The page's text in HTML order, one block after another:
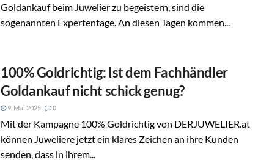
Goldankauf beim Juwelier zu begeistern, sind die
sogenannten Expertentage. An diesen Tagen kommen...
100% Goldrichtig: Ist dem Fachhändler
Goldankauf nicht schick genug?
9. Mai 2025 0
Mit der Kampagne 100% Goldrichtig von DERJUWELIER.at
können Juweliere jetzt ein klares Zeichen an ihre Kunden
senden, dass in ihrem...